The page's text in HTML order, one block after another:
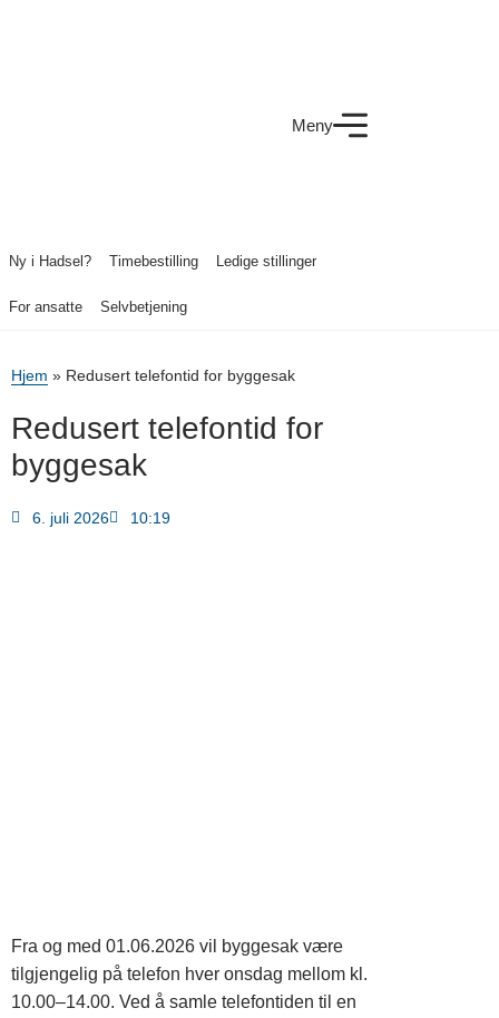
Meny
Ny i Hadsel? Timebestilling Ledige stillinger
For ansatte Selvbetjening
Hjem » Redusert telefontid for byggesak
Redusert telefontid for
byggesak
6. juli 2026 10:19
Fra og med 01.06.2026 vil byggesak være
tilgjengelig på telefon hver onsdag mellom kl.
10.00–14.00. Ved å samle telefontiden til en